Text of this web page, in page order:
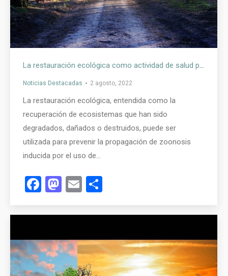
Noticias Destacadas 2 agosto, 2022
La restauración ecológica, entendida como la
recuperación de ecosistemas que han sido
degradados, dañados o destruidos, puede ser
utilizada para prevenir la propagación de zoonosis
inducida por el uso de…
Facebook
Mastodon
Email